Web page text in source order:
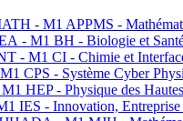
- M1 APPMS -
- M1 BH - Biologie et
- M1 CI - Chimie et
CPS - Système Cyber
HEP - Physique des
IES - Innovation, Entreprise